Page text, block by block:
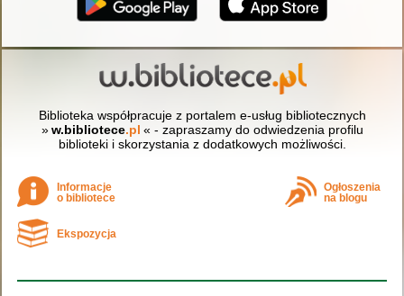
Biblioteka współpracuje z portalem e-usług bibliotecznych
» w.bibliotece.pl « - zapraszamy do odwiedzenia profilu
biblioteki i skorzystania z dodatkowych możliwości.
Informacje
o bibliotece
Ogłoszenia
na blogu
Ekspozycja